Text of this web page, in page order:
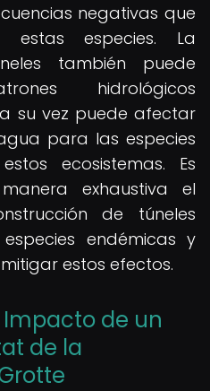
negativas que
especies. La
también puede
hidrológicos
su vez puede afectar
para las especies
ecosistemas. Es
exhaustiva el
de túneles
endémicas y
estos efectos.
Impacto de un
de la